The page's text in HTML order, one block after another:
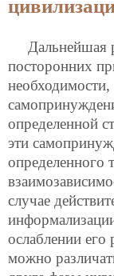
Дальнейшая
посторонних
определенной
эти
определенного
случае
ослаблении
можно